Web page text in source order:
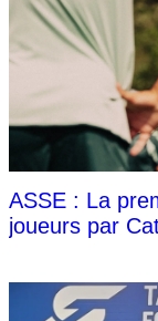
ASSE : La
joueurs par